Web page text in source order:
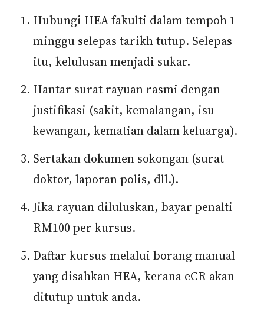
Hubungi HEA fakulti dalam tempoh 1
minggu selepas tarikh tutup. Selepas
itu, kelulusan menjadi sukar.
Hantar surat rayuan rasmi dengan
justifikasi (sakit, kemalangan, isu
kewangan, kematian dalam keluarga).
Sertakan dokumen sokongan (surat
doktor, laporan polis, dll.).
Jika rayuan diluluskan, bayar penalti
RM100 per kursus.
Daftar kursus melalui borang manual
yang disahkan HEA, kerana eCR akan
ditutup untuk anda.